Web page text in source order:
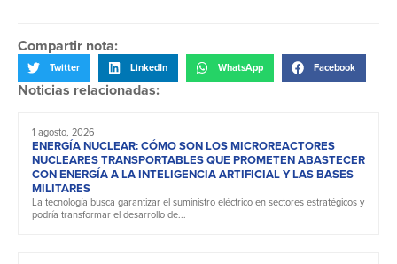
Compartir nota:
Twitter LinkedIn WhatsApp Facebook
Noticias relacionadas:
1 agosto, 2026
ENERGÍA NUCLEAR: CÓMO SON LOS MICROREACTORES
NUCLEARES TRANSPORTABLES QUE PROMETEN ABASTECER
CON ENERGÍA A LA INTELIGENCIA ARTIFICIAL Y LAS BASES
MILITARES
La tecnología busca garantizar el suministro eléctrico en sectores estratégicos y
podría transformar el desarrollo de...